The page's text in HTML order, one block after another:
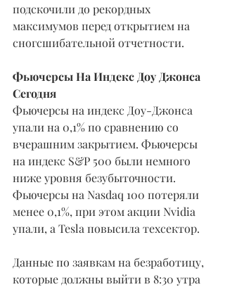
подскочили до рекордных
максимумов перед открытием на
сногсшибательной отчетности.
Фьючерсы На Индекс Доу Джонса
Сегодня
Фьючерсы на индекс Доу-Джонса
упали на 0,1% по сравнению со
вчерашним закрытием. Фьючерсы
на индекс S&P 500 были немного
ниже уровня безубыточности.
Фьючерсы на Nasdaq 100 потеряли
менее 0,1%, при этом акции Nvidia
упали, а Tesla повысила техсектор.
Данные по заявкам на безработицу,
которые должны выйти в 8:30 утра